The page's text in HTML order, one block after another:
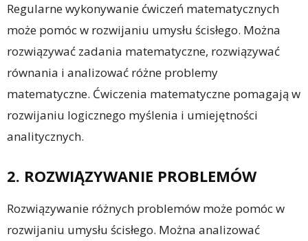
Regularne wykonywanie ćwiczeń matematycznych
może pomóc w rozwijaniu umysłu ścisłego. Można
rozwiązywać zadania matematyczne, rozwiązywać
równania i analizować różne problemy
matematyczne. Ćwiczenia matematyczne pomagają w
rozwijaniu logicznego myślenia i umiejętności
analitycznych.
2. ROZWIĄZYWANIE PROBLEMÓW
Rozwiązywanie różnych problemów może pomóc w
rozwijaniu umysłu ścisłego. Można analizować